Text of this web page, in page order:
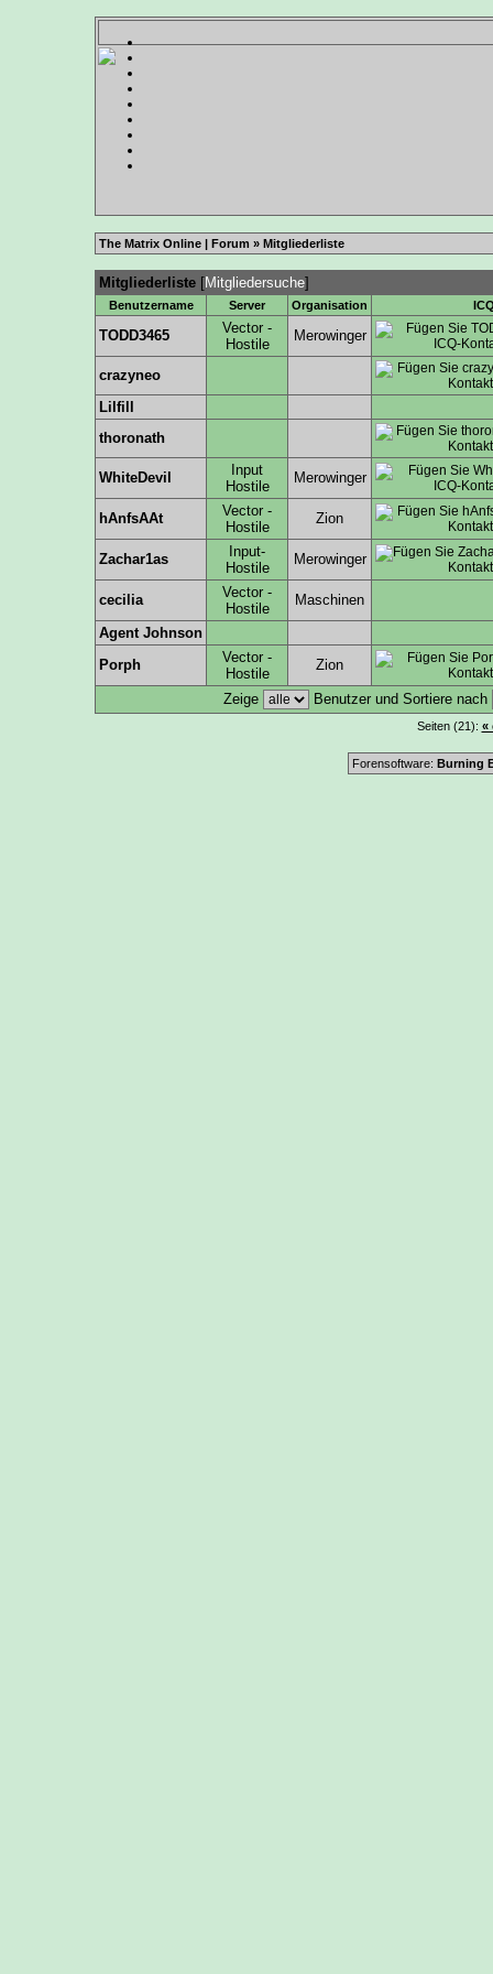
The Matrix Online | Forum » Mitgliederliste
Mitgliederliste [Mitgliedersuche]
Benutzername Server Organisation
TODD3465
Vector -
Hostile
Merowinger
crazyneo
Lilfill
thoronath
WhiteDevil
Input
Hostile
Merowinger
hAnfsAAt
Vector -
Hostile
Zion
Zachar1as
Input-
Hostile
Merowinger
cecilia
Vector -
Hostile
Maschinen
Agent Johnson
Porph
Vector -
Hostile
Zion
Zeige Benutzer und Sortiere nach
Seiten (21): «
Forensoftware: Burning